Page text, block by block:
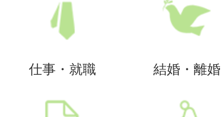
仕事・就職 結婚・離婚